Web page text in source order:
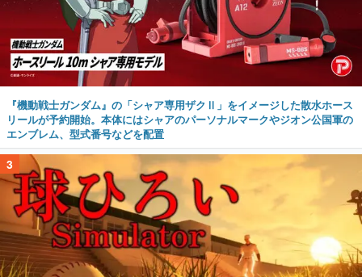
『機動戦士ガンダム』の「シャア専用ザクⅡ」をイメージした散水ホース
リールが予約開始。本体にはシャアのパーソナルマークやジオン公国軍の
エンブレム、型式番号などを配置
3